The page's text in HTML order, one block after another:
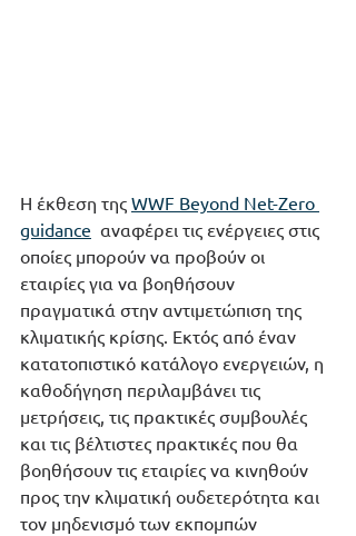
Η έκθεση της WWF Beyond Net-Zero
guidance
  αναφέρει τις ενέργειες στις
οποίες μπορούν να προβούν οι
εταιρίες για να βοηθήσουν
πραγματικά στην αντιμετώπιση της
κλιματικής κρίσης. Εκτός από έναν
κατατοπιστικό κατάλογο ενεργειών, η
καθοδήγηση περιλαμβάνει τις
μετρήσεις, τις πρακτικές συμβουλές
και τις βέλτιστες πρακτικές που θα
βοηθήσουν τις εταιρίες να κινηθούν
προς την κλιματική ουδετερότητα και
τον μηδενισμό των εκπομπών